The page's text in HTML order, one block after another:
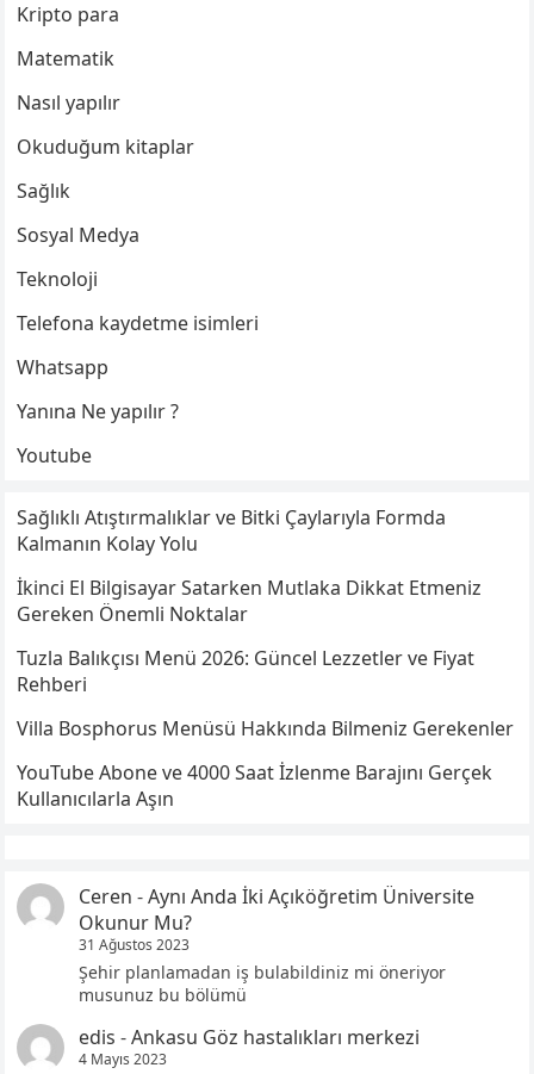
Kripto para
Matematik
Nasıl yapılır
Okuduğum kitaplar
Sağlık
Sosyal Medya
Teknoloji
Telefona kaydetme isimleri
Whatsapp
Yanına Ne yapılır ?
Youtube
Sağlıklı Atıştırmalıklar ve Bitki Çaylarıyla Formda
Kalmanın Kolay Yolu
İkinci El Bilgisayar Satarken Mutlaka Dikkat Etmeniz
Gereken Önemli Noktalar
Tuzla Balıkçısı Menü 2026: Güncel Lezzetler ve Fiyat
Rehberi
Villa Bosphorus Menüsü Hakkında Bilmeniz Gerekenler
YouTube Abone ve 4000 Saat İzlenme Barajını Gerçek
Kullanıcılarla Aşın
Ceren -Aynı Anda İki Açıköğretim Üniversite
Okunur Mu?
31 Ağustos 2023
Şehir planlamadan iş bulabildiniz mi öneriyor
musunuz bu bölümü
edis -Ankasu Göz hastalıkları merkezi
4 Mayıs 2023